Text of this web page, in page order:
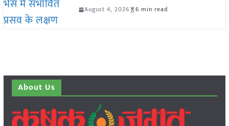
August 4, 2026 6 min read
About Us